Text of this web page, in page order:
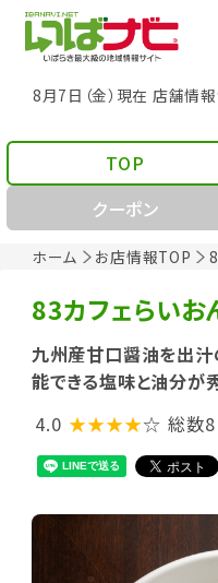
8月7日（金）現在 店舗情
ホーム お店情報TOP
TOP
クーポン
83カフェらいお
九州産甘口醤油を出汁
能できる塩味と油分が
4.0 ★★★★☆ 総数8